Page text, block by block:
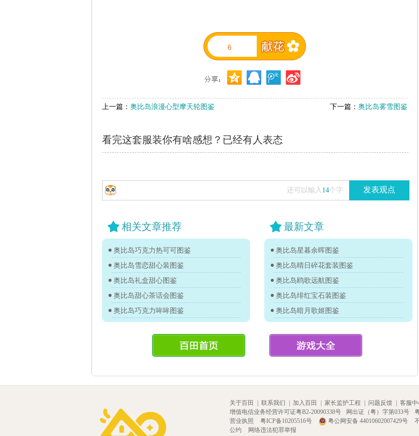
6
上一篇： 奥比岛浪漫心型摩天轮图鉴 下一篇： 奥比岛雾雪图鉴
看完这套服装你有啥感想？已经有人表态
还可以输入 14个字 发表观点
相关文章推荐
奥比岛巧克力热可可图鉴
奥比岛雪恋甜心装图鉴
奥比岛礼盒甜心图鉴
奥比岛甜心茶话会图鉴
奥比岛巧克力哞哞图鉴
最新文章
奥比岛星暮余晖图鉴
奥比岛晴日碎花套装图鉴
奥比岛鸥歌远航图鉴
奥比岛绯红宝石装图鉴
奥比岛暗月歌姬图鉴
关于百田 | 联系我们 | 加入百田 | 家长监护工程 | 问题反馈 | 客服
增值电信业务经营许可证粤B2-20090338号
网出证（粤）字第033号
营业执照
粤ICP备10205516号 粤公网安备 44010602007429号
公约
网络违法犯罪举报